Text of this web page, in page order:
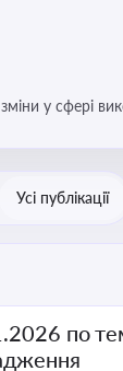
у сфері
діяльності
Усі публікації
по